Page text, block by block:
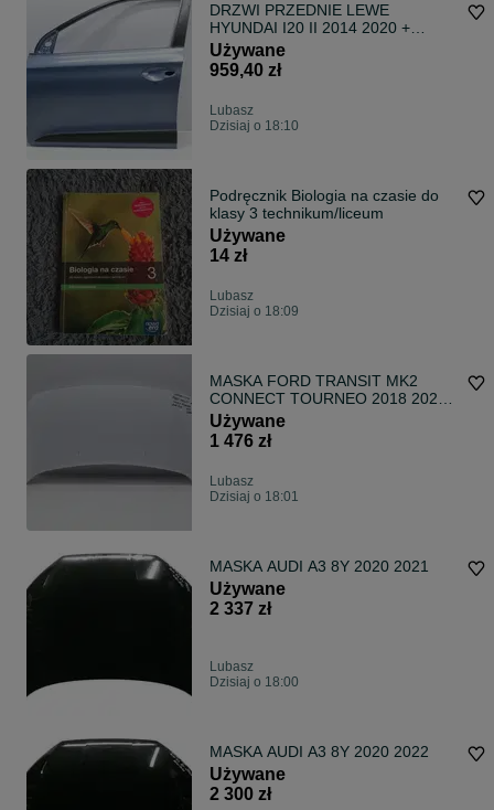
DRZWI PRZEDNIE LEWE
HYUNDAI I20 II 2014 2020 +
LISTWA
Używane
959,40 zł
Lubasz
Dzisiaj o 18:10
Podręcznik Biologia na czasie do
klasy 3 technikum/liceum
Używane
14 zł
Lubasz
Dzisiaj o 18:09
MASKA FORD TRANSIT MK2
CONNECT TOURNEO 2018 2022
LIFT
Używane
1 476 zł
Lubasz
Dzisiaj o 18:01
MASKA AUDI A3 8Y 2020 2021
Używane
2 337 zł
Lubasz
Dzisiaj o 18:00
MASKA AUDI A3 8Y 2020 2022
Używane
2 300 zł